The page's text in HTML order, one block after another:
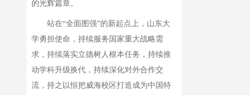
的光辉篇章。
站在“全面图强”的新起点上，山东大
学勇担使命，持续服务国家重大战略需
求，持续落实立德树人根本任务，持续推
动学科升级换代，持续深化对外合作交
流，持之以恒把威海校区打造成为中国特